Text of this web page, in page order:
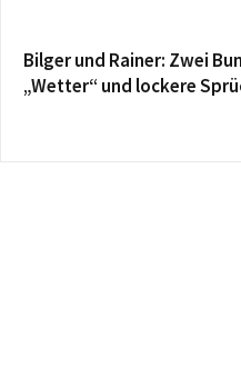
Bilger und Rainer: Zwei
„Wetter“ und lockere